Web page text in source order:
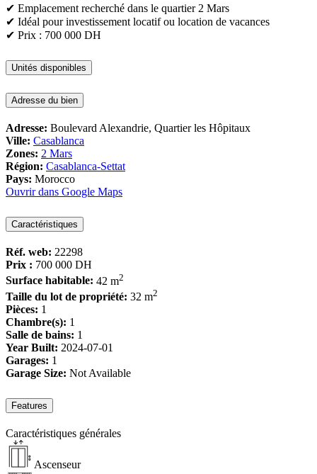
✔ Emplacement recherché dans le quartier 2 Mars
✔ Idéal pour investissement locatif ou location de vacances
✔ Prix : 700 000 DH
Unités disponibles
Adresse du bien
Adresse: Boulevard Alexandrie, Quartier les Hôpitaux
Ville: Casablanca
Zones: 2 Mars
Région: Casablanca-Settat
Pays: Morocco
Ouvrir dans Google Maps
Caractéristiques
Réf. web: 22298
Prix : 700 000 DH
Surface habitable: 42 m2
Taille du lot de propriété: 32 m2
Pièces: 1
Chambre(s): 1
Salle de bains: 1
Year Built: 2024-07-01
Garages: 1
Garage Size: Not Available
Features
Caractéristiques générales
Ascenseur